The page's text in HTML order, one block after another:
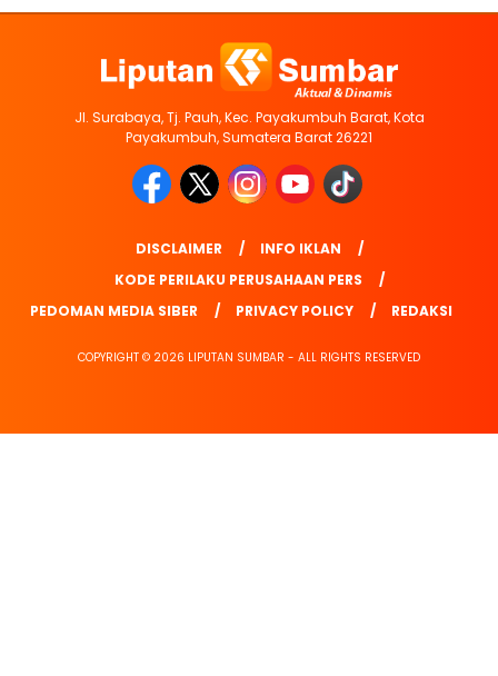
Jl. Surabaya, Tj. Pauh, Kec. Payakumbuh Barat, Kota
Payakumbuh, Sumatera Barat 26221
DISCLAIMER
INFO IKLAN
KODE PERILAKU PERUSAHAAN PERS
PEDOMAN MEDIA SIBER
PRIVACY POLICY REDAKSI
COPYRIGHT © 2026 LIPUTAN SUMBAR - ALL RIGHTS RESERVED